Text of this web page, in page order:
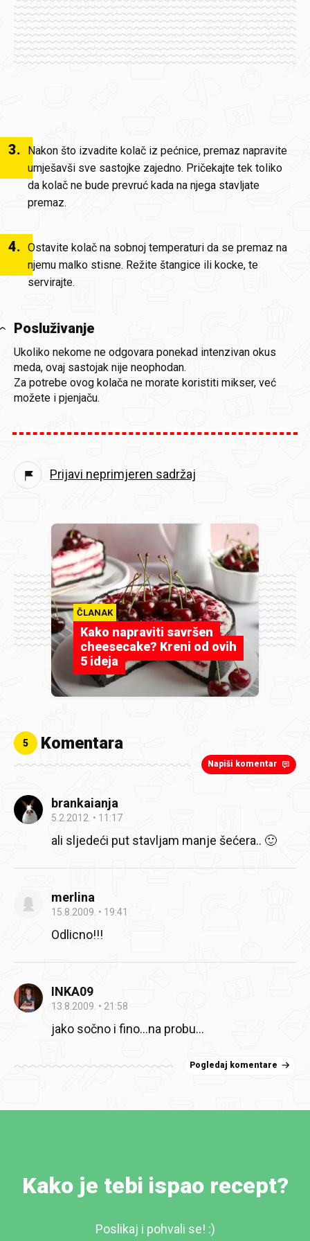
3.
Nakon što izvadite kolač iz pećnice, premaz napravite
umješavši sve sastojke zajedno. Pričekajte tek toliko
da kolač ne bude prevruć kada na njega stavljate
premaz.
4. Ostavite kolač na sobnoj temperaturi da se premaz na
njemu malko stisne. Režite štangice ili kocke, te
servirajte.
Posluživanje
Ukoliko nekome ne odgovara ponekad intenzivan okus
meda, ovaj sastojak nije neophodan.
Za potrebe ovog kolača ne morate koristiti mikser, već
možete i pjenjaču.
Prijavi neprimjeren sadržaj
ČLANAK
Kako napraviti savršen
cheesecake? Kreni od ovih
5 ideja
5 Komentara
Napiši komentar
brankaianja
5.2.2012. 11:17
ali sljedeći put stavljam manje šećera.. 🙂
merlina
15.8.2009. 19:41
Odlicno!!!
INKA09
13.8.2009. 21:58
jako sočno i fino…na probu…
Pogledaj komentare
Kako je tebi ispao recept?
Poslikaj i pohvali se! :)